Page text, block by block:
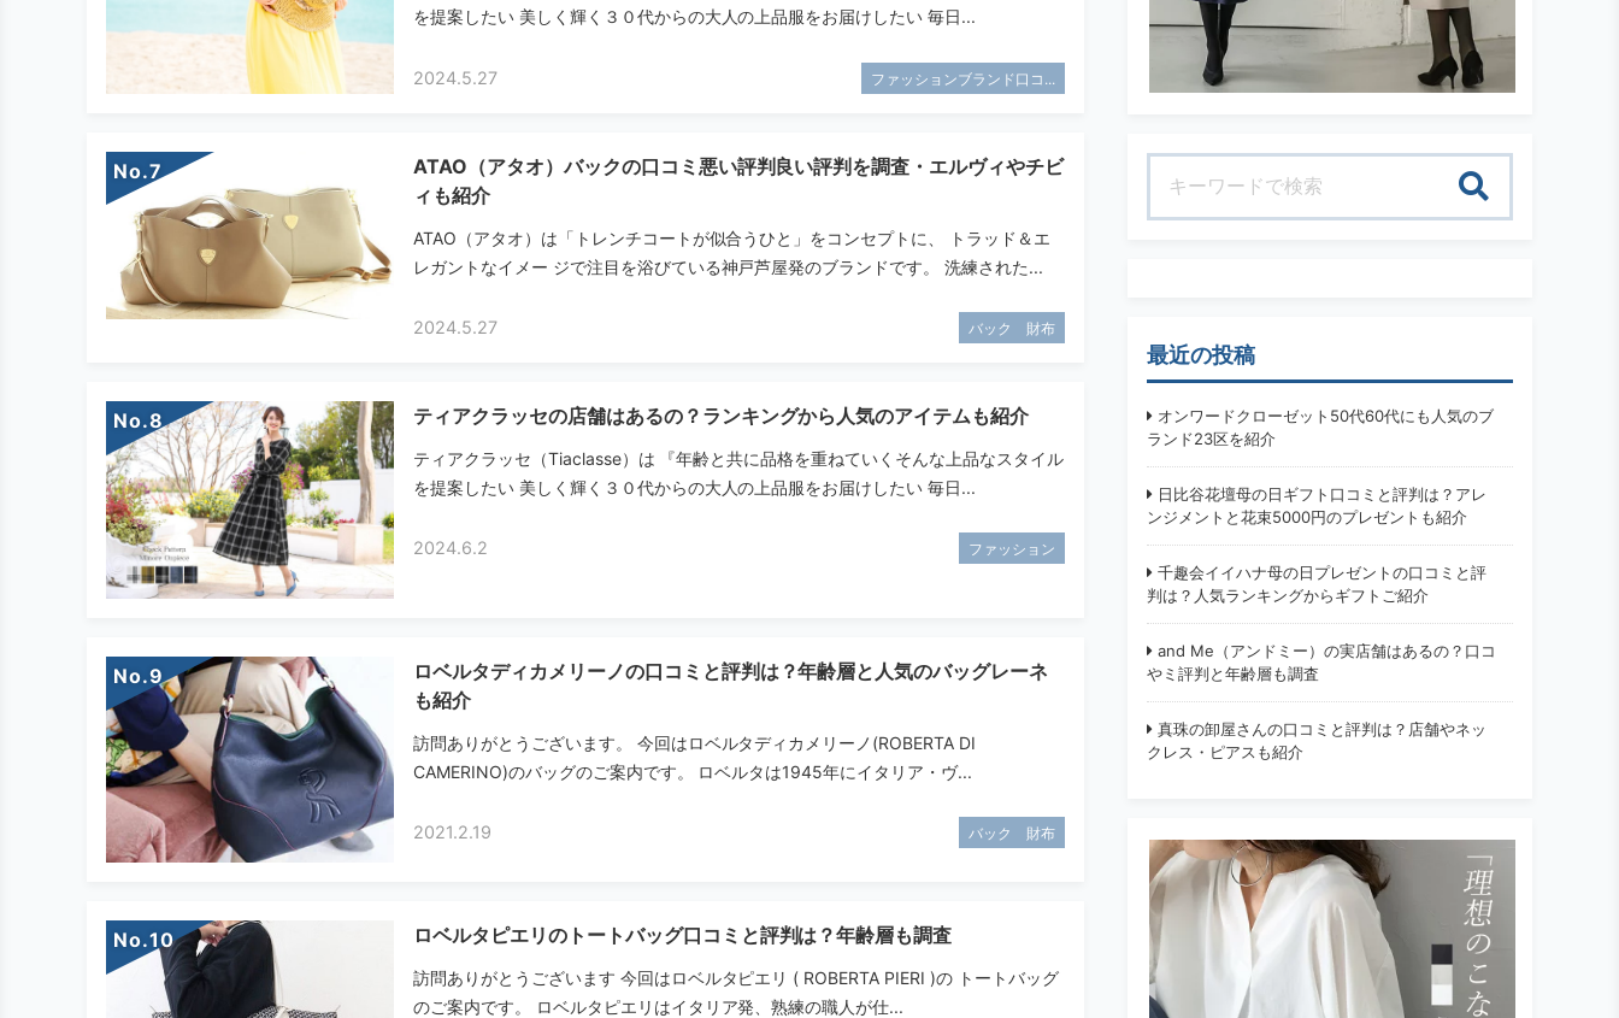
を提案したい 美しく輝く３０代からの大人の上品服をお届けしたい 毎日...
2024.5.27 ファッションブランド口コ...
No.
ATAO（アタオ）バックの口コミ悪い評判良い評判を調査・エルヴィやチビ
ィも紹介
ATAO（アタオ）は「トレンチコートが似合うひと」をコンセプトに、 トラッド＆エ
レガントなイメー ジで注目を浴びている神戸芦屋発のブランドです。 洗練された...
2024.5.27 バック 財布
No. ティアクラッセの店舗はあるの？ランキングから人気のアイテムも紹介
ティアクラッセ（Tiaclasse）は 『年齢と共に品格を重ねていくそんな上品なスタイル
を提案したい 美しく輝く３０代からの大人の上品服をお届けしたい 毎日...
2024.6.2 ファッション
No.
ロベルタディカメリーノの口コミと評判は？年齢層と人気のバッグレーネ
も紹介
訪問ありがとうございます。 今回はロベルタディカメリーノ(ROBERTA DI
CAMERINO)のバッグのご案内です。 ロベルタは1945年にイタリア・ヴ...
2021.2.19 バック 財布
No. ロベルタピエリのトートバッグ口コミと評判は？年齢層も調査
訪問ありがとうございます 今回はロベルタピエリ ( ROBERTA PIERI )の トートバッグ
のご案内です。 ロベルタピエリはイタリア発、熟練の職人が仕...
最近の投稿
オンワードクローゼット50代60代にも人気のブ
ランド23区を紹介
日比谷花壇母の日ギフト口コミと評判は？アレ
ンジメントと花束5000円のプレゼントも紹介
千趣会イイハナ母の日プレゼントの口コミと評
判は？人気ランキングからギフトご紹介
and Me（アンドミー）の実店舗はあるの？口コ
やミ評判と年齢層も調査
真珠の卸屋さんの口コミと評判は？店舗やネッ
クレス・ピアスも紹介